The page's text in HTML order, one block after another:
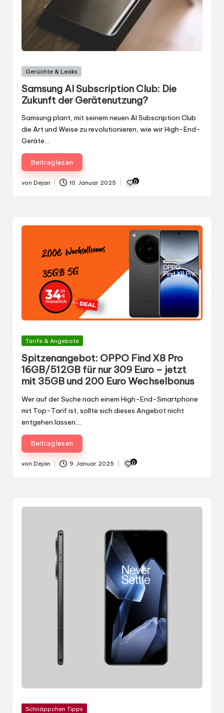
Gepostet
Gerüchte & Leaks
Samsung AI Subscription Club: Die
Zukunft der Gerätenutzung?
Samsung plant, mit seinem neuen AI Subscription Club
die Art und Weise zu revolutionieren, wie wir High-End-
Geräte…
Beitrag lesen
Gepostet
von Dejan 10. Januar 2025 0
Gepostet
Tarife & Angebote
Spitzenangebot: OPPO Find X8 Pro
16GB/512GB für nur 309 Euro – jetzt
mit 35GB und 200 Euro Wechselbonus
Wer auf der Suche nach einem High-End-Smartphone
mit Top-Tarif ist, sollte sich dieses Angebot nicht
entgehen lassen.…
Beitrag lesen
Gepostet
von Dejan 9. Januar 2025 0
Gepostet
Schnäppchen Tipps